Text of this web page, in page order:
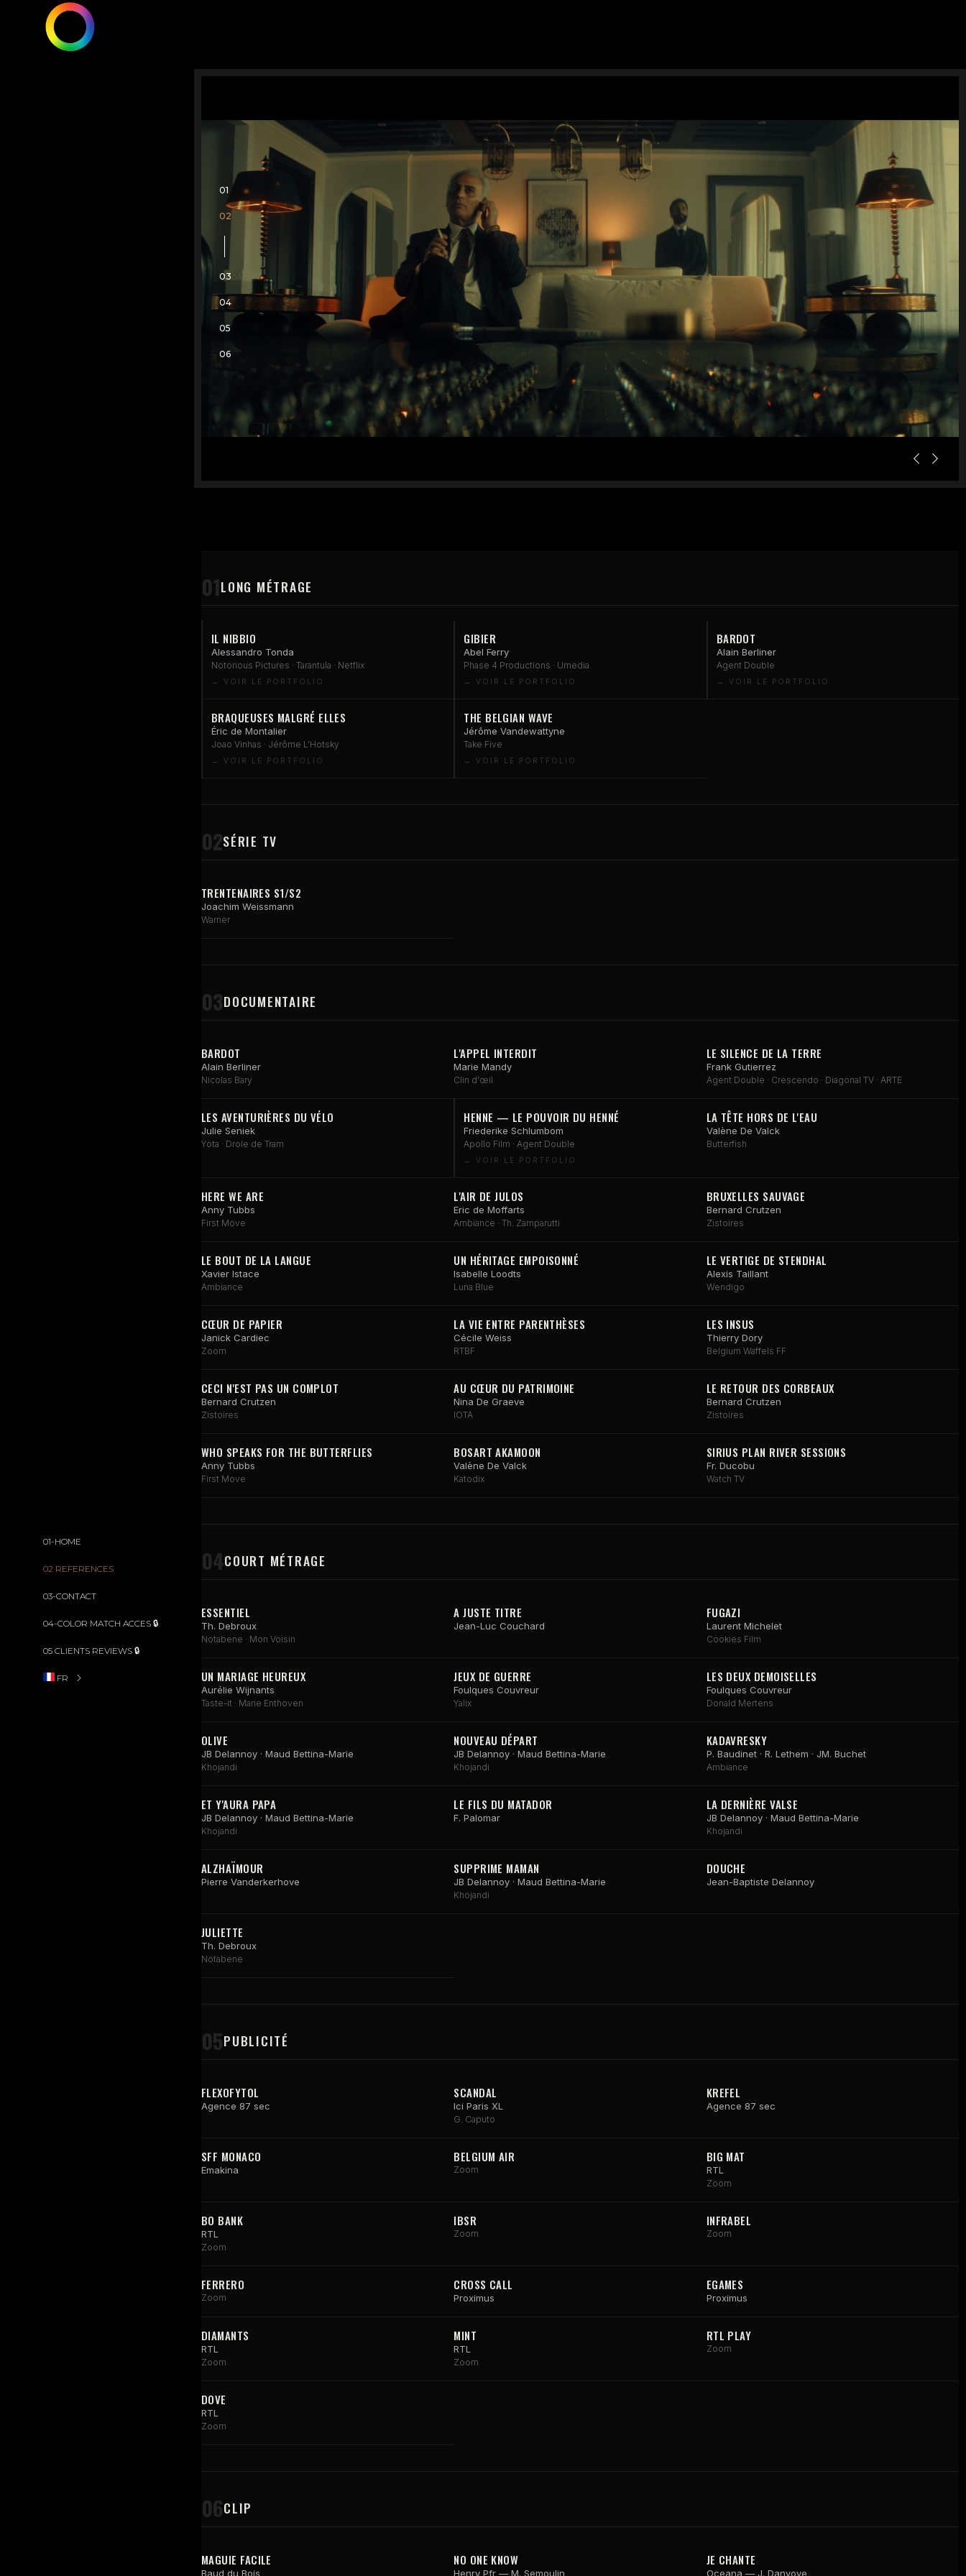
01-HOME
02 REFERENCES
03-CONTACT
04-COLOR MATCH ACCES 🔒
05 CLIENTS REVIEWS 🔒
FR
01LONG MÉTRAGE
IL NIBBIO
Alessandro Tonda
Notorious Pictures · Tarantula · Netflix
GIBIER
Abel Ferry
Phase 4 Productions · Umedia
BARDOT
Alain Berliner
Agent Double
BRAQUEUSES MALGRÉ ELLES
Éric de Montalier
Joao Vinhas · Jérôme L'Hotsky
THE BELGIAN WAVE
Jérôme Vandewattyne
Take Five
02SÉRIE TV
TRENTENAIRES S1/S2
Joachim Weissmann
Warner
03DOCUMENTAIRE
BARDOT
Alain Berliner
Nicolas Bary
L'APPEL INTERDIT
Marie Mandy
Clin d'œil
LE SILENCE DE LA TERRE
Frank Gutierrez
Agent Double · Crescendo · Diagonal TV · ARTE
LES AVENTURIÈRES DU VÉLO
Julie Seniek
Yota · Drole de Tram
HENNE — LE POUVOIR DU HENNÉ
Friederike Schlumbom
Apollo Film · Agent Double
LA TÊTE HORS DE L'EAU
Valène De Valck
Butterfish
HERE WE ARE
Anny Tubbs
First Move
L'AIR DE JULOS
Eric de Moffarts
Ambiance · Th. Zamparutti
BRUXELLES SAUVAGE
Bernard Crutzen
Zistoires
LE BOUT DE LA LANGUE
Xavier Istace
Ambiance
UN HÉRITAGE EMPOISONNÉ
Isabelle Loodts
Luna Blue
LE VERTIGE DE STENDHAL
Alexis Taillant
Wendigo
CŒUR DE PAPIER
Janick Cardiec
Zoom
LA VIE ENTRE PARENTHÈSES
Cécile Weiss
RTBF
LES INSUS
Thierry Dory
Belgium Waffels FF
CECI N'EST PAS UN COMPLOT
Bernard Crutzen
Zistoires
AU CŒUR DU PATRIMOINE
Nina De Graeve
IOTA
LE RETOUR DES CORBEAUX
Bernard Crutzen
Zistoires
WHO SPEAKS FOR THE BUTTERFLIES
Anny Tubbs
First Move
BOSART AKAMOON
Valène De Valck
Katodix
SIRIUS PLAN RIVER SESSIONS
Fr. Ducobu
Watch TV
04COURT MÉTRAGE
ESSENTIEL
Th. Debroux
Notabene · Mon Voisin
A JUSTE TITRE
Jean-Luc Couchard
FUGAZI
Laurent Michelet
Cookies Film
UN MARIAGE HEUREUX
Aurélie Wijnants
Taste-it · Marie Enthoven
JEUX DE GUERRE
Foulques Couvreur
Yalix
LES DEUX DEMOISELLES
Foulques Couvreur
Donald Mertens
OLIVE
JB Delannoy · Maud Bettina-Marie
Khojandi
NOUVEAU DÉPART
JB Delannoy · Maud Bettina-Marie
Khojandi
KADAVRESKY
P. Baudinet · R. Lethem · JM. Buchet
Ambiance
ET Y'AURA PAPA
JB Delannoy · Maud Bettina-Marie
Khojandi
LE FILS DU MATADOR
F. Palomar
LA DERNIÈRE VALSE
JB Delannoy · Maud Bettina-Marie
Khojandi
ALZHAÏMOUR
Pierre Vanderkerhove
SUPPRIME MAMAN
JB Delannoy · Maud Bettina-Marie
Khojandi
DOUCHE
Jean-Baptiste Delannoy
JULIETTE
Th. Debroux
Notabene
05PUBLICITÉ
FLEXOFYTOL
Agence 87 sec
SCANDAL
Ici Paris XL
G. Caputo
KREFEL
Agence 87 sec
SFF MONACO
Emakina
BELGIUM AIR
Zoom
BIG MAT
RTL
Zoom
BO BANK
RTL
Zoom
IBSR
Zoom
INFRABEL
Zoom
FERRERO
Zoom
CROSS CALL
Proximus
EGAMES
Proximus
DIAMANTS
RTL
Zoom
MINT
RTL
Zoom
RTL PLAY
Zoom
DOVE
RTL
Zoom
06CLIP
MAGUIE FACILE
Baud du Bois
NO ONE KNOW
Henry Pfr — M. Semoulin
JE CHANTE
Oceana — J. Danvoye